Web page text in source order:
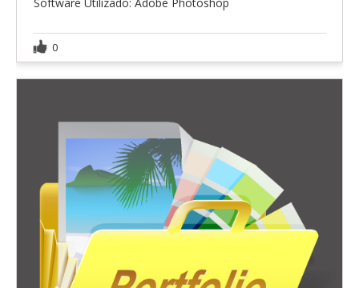
Software Utilizado: Adobe Photoshop
0